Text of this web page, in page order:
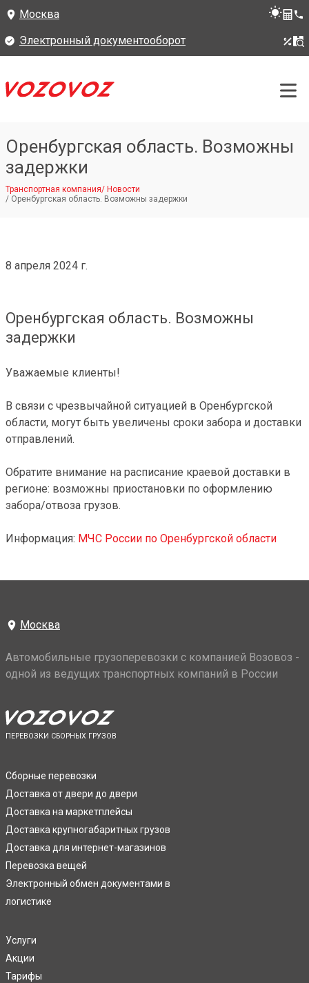
Москва
Электронный документооборот
Оренбургская область. Возможны
задержки
Транспортная компания/ Новости
/ Оренбургская область. Возможны задержки
8 апреля 2024 г.
Оренбургская область. Возможны
задержки
Уважаемые клиенты!
В связи с чрезвычайной ситуацией в Оренбургской
области, могут быть увеличены сроки забора и доставки
отправлений.
Обратите внимание на расписание краевой доставки в
регионе: возможны приостановки по оформлению
забора/отвоза грузов.
Информация: МЧС России по Оренбургской области
Москва
Автомобильные грузоперевозки с компанией Возовоз -
одной из ведущих транспортных компаний в России
ПЕРЕВОЗКИ СБОРНЫХ ГРУЗОВ
Сборные перевозки
Доставка от двери до двери
Доставка на маркетплейсы
Доставка крупногабаритных грузов
Доставка для интернет-магазинов
Перевозка вещей
Электронный обмен документами в
логистике
Услуги
Акции
Тарифы